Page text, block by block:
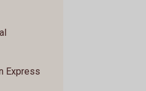
Express